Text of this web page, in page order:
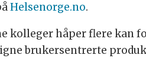
Helsenorge.no.
kolleger håper flere kan
brukersentrerte